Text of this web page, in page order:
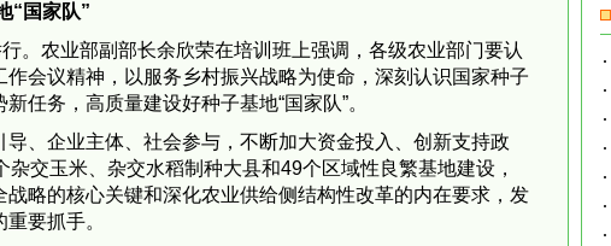
“国家队”
。农业部副部长余欣荣在培训班上强调，各级农业部门要认
会议精神，以服务乡村振兴战略为使命，深刻认识国家种子
任务，高质量建设好种子基地“国家队”。
、企业主体、社会参与，不断加大资金投入、创新支持政
交玉米、杂交水稻制种大县和49个区域性良繁基地建设，
略的核心关键和深化农业供给侧结构性改革的内在要求，发
要抓手。